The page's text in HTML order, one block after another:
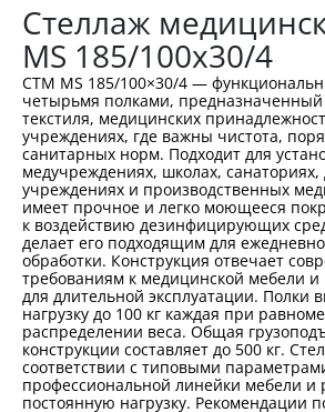
Стеллаж
MS 185/100х30/4
СТМ MS 185/100×30/4 —
четырьмя полками, предназначенный
текстиля, медицинских
учреждениях, где важны чистота,
санитарных норм. Подходит для
медучреждениях, школах,
учреждениях и производственных
имеет прочное и легко моющееся
к воздействию дезинфицирующих
делает его подходящим для
обработки. Конструкция отвечает
требованиям к медицинской мебели и
для длительной эксплуатации. Полки
нагрузку до 100 кг каждая при
распределении веса. Общая
конструкции составляет до 500 кг.
соответствии с типовыми
профессиональной линейки мебели и
постоянную нагрузку. Рекомендации